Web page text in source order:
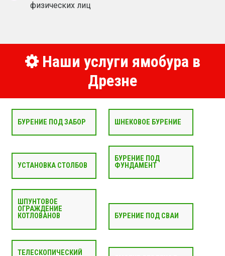
физических лиц
Наши услуги ямобура в
Дрезне
БУРЕНИЕ ПОД ЗАБОР ШНЕКОВОЕ БУРЕНИЕ
УСТАНОВКА СТОЛБОВ
БУРЕНИЕ ПОД
ФУНДАМЕНТ
ШПУНТОВОЕ
ОГРАЖДЕНИЕ
КОТЛОВАНОВ
БУРЕНИЕ ПОД СВАИ
ТЕЛЕСКОПИЧЕСКИЙ